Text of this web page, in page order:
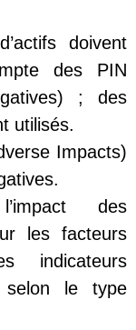
doivent
des PIN
; des
utilisés.
Impacts)
des
les facteurs
indicateurs
selon le type